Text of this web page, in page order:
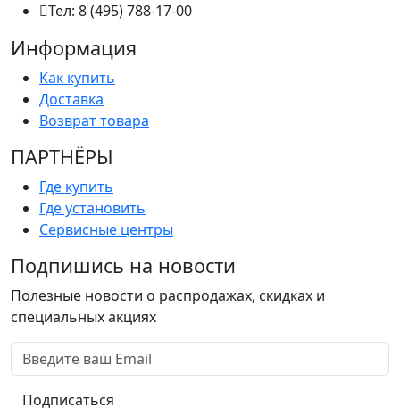
Тел: 8 (495) 788-17-00
Информация
Как купить
Доставка
Возврат товара
ПАРТНËРЫ
Где купить
Где установить
Сервисные центры
Подпишись на новости
Полезные новости о распродажах, скидках и
специальных акциях
Подписаться